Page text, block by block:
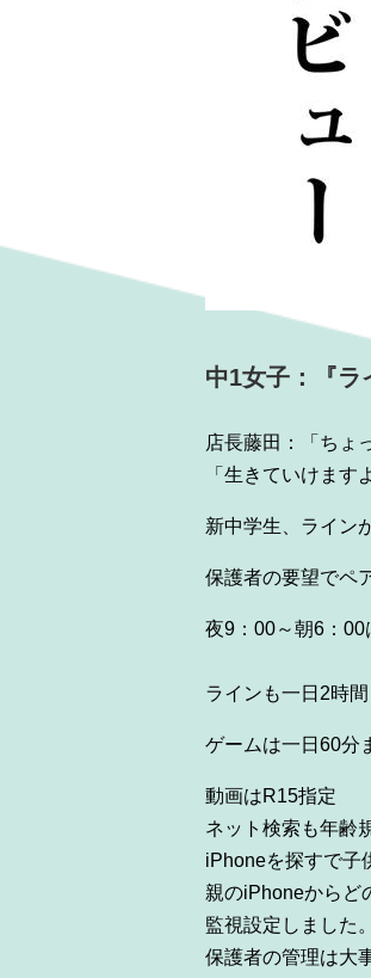
中1女子：『ラ
店長藤田：「ちょ
「生きていけます
新中学生、ライン
保護者の要望でペ
夜9：00～朝6：
ラインも一日2時間
ゲームは一日60分
動画はR15指定
ネット検索も年齢
iPhoneを探すで子
親のiPhoneからど
監視設定しました。
保護者の管理は大